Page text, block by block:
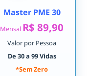
Master PME 30
Mensal R$ 89,90
Valor por Pessoa
De 30 a 99 Vidas
*Sem Zero